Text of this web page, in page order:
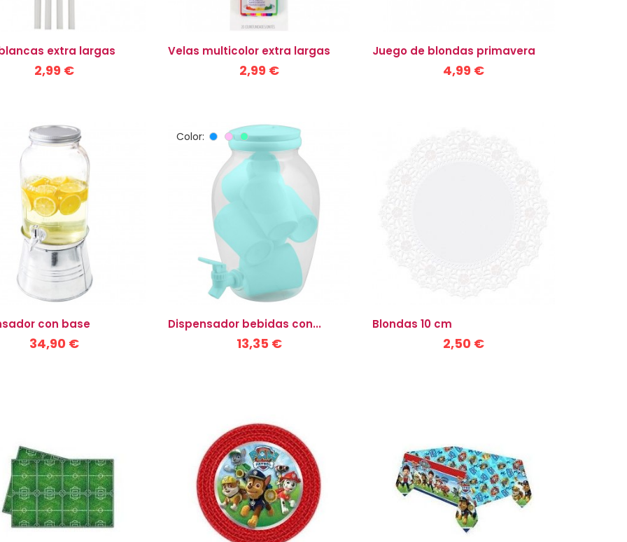
extra largas
2,99 €
Velas multicolor extra largas
2,99 €
Juego de blondas primavera
4,99 €
con base
34,90 €
Dispensador bebidas con...
Color: AzulRosaMenta
13,35 €
Blondas 10 cm
2,50 €